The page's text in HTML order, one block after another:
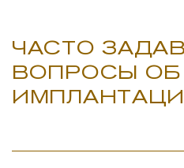
ЧАСТО
ВОПРОСЫ ОБ